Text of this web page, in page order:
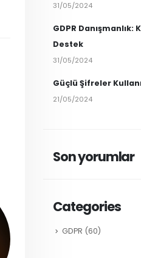
31/05/2024
GDPR Danışmanlık:
Destek
31/05/2024
Güçlü Şifreler
21/05/2024
Son yorumlar
Categories
GDPR (60)